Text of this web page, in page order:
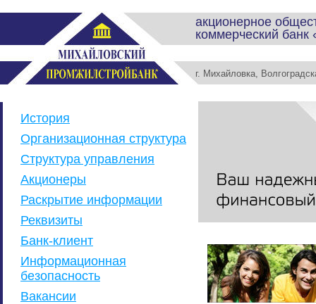
акционерное
коммерческий
г. Михайловка,
История
Организационная структура
Структура управления
Акционеры
Раскрытие информации
Реквизиты
Банк-клиент
Информационная
безопасность
Вакансии